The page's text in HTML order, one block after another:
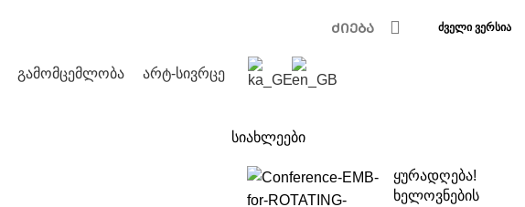
ძველი ვერსია
გამომცემლობა არტ-სივრცე
სიახლეები
ყურადღება!
ხელოვნების